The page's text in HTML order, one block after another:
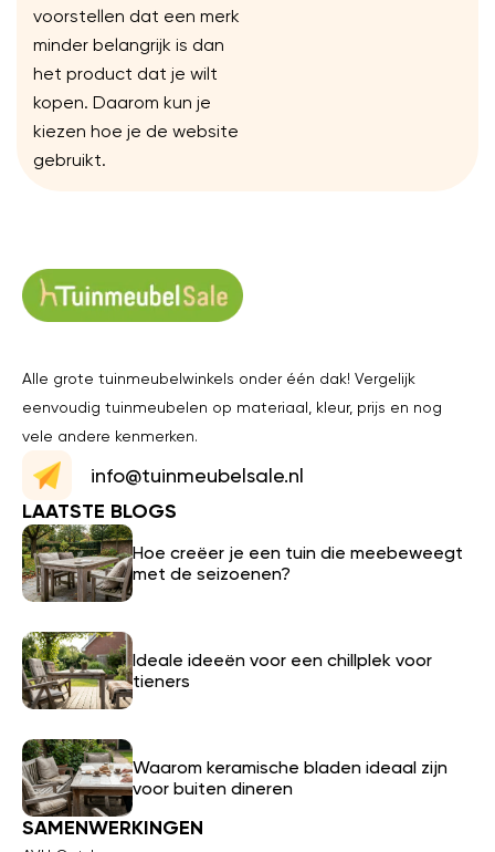
voorstellen dat een merk
minder belangrijk is dan
het product dat je wilt
kopen. Daarom kun je
kiezen hoe je de website
gebruikt.
Alle grote tuinmeubelwinkels onder één dak! Vergelijk
eenvoudig tuinmeubelen op materiaal, kleur, prijs en nog
vele andere kenmerken.
info@tuinmeubelsale.nl
LAATSTE BLOGS
Hoe creëer je een tuin die meebeweegt
met de seizoenen?
Ideale ideeën voor een chillplek voor
tieners
Waarom keramische bladen ideaal zijn
voor buiten dineren
SAMENWERKINGEN